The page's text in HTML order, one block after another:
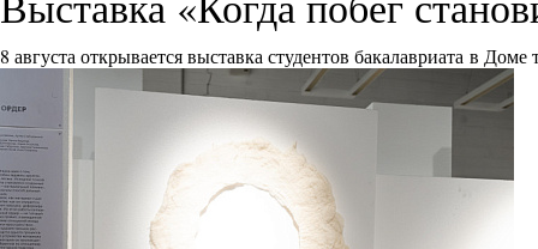
8 августа открывается выставка студентов бакалавриата в